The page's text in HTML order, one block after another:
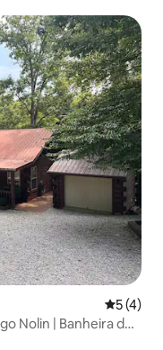
5 de
5 (4)
Nolin | Banheira de